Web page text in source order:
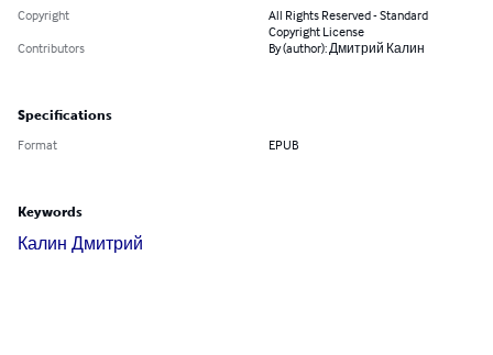
Copyright
All Rights Reserved - Standard
Copyright License
Contributors
By (author): Дмитрий Калин
Specifications
Format EPUB
Keywords
Калин Дмитрий